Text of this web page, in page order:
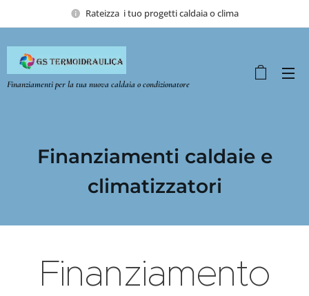
Rateizza i tuo progetti caldaia o clima
Finanziamenti per la tua nuova caldaia o condizionatore
Finanziamenti caldaie e
climatizzatori
Finanziamento